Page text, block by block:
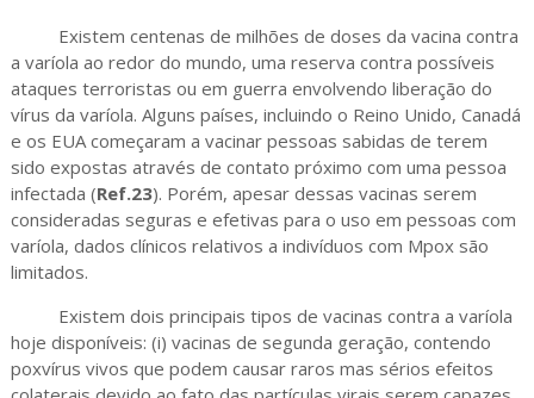
Existem centenas de milhões de doses da vacina contra
a varíola ao redor do mundo, uma reserva contra possíveis
ataques terroristas ou em guerra envolvendo liberação do
vírus da varíola. Alguns países, incluindo o Reino Unido, Canadá
e os EUA começaram a vacinar pessoas sabidas de terem
sido expostas através de contato próximo com uma pessoa
infectada (Ref.23). Porém, apesar dessas vacinas serem
consideradas seguras e efetivas para o uso em pessoas com
varíola, dados clínicos relativos a indivíduos com Mpox são
limitados.
Existem dois principais tipos de vacinas contra a varíola
hoje disponíveis: (i) vacinas de segunda geração, contendo
poxvírus vivos que podem causar raros mas sérios efeitos